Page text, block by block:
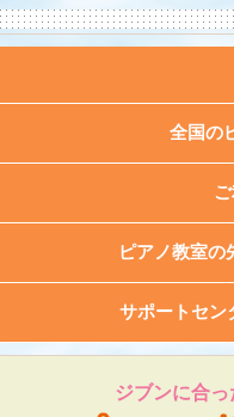
全国の
ピアノ教室の
サポートセン
ジブンに合っ